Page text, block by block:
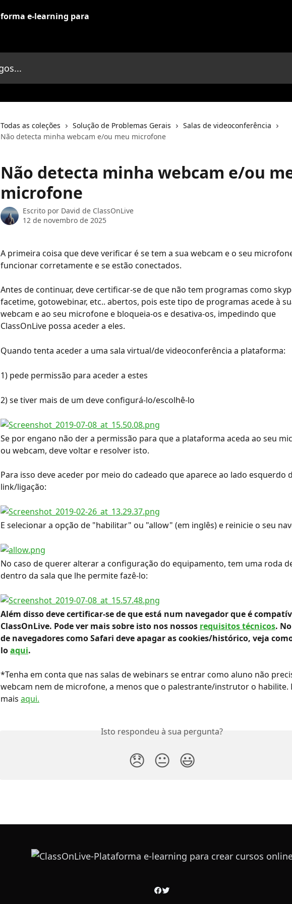
Todas as coleções Solução de Problemas Gerais
Salas de videoconferência
Não detecta minha webcam e/ou meu microfone
Não detecta minha webcam e/ou
microfone
Escrito por David de ClassOnLive
12 de novembro de 2025
A primeira coisa que deve verificar é se tem a sua webcam e o seu
funcionar corretamente e se estão conectados.
Antes de continuar, deve certificar-se de que não tem programas como
facetime, gotowebinar, etc.. abertos, pois este tipo de programas acede à
webcam e ao seu microfone e bloqueia-os e desativa-os, impedindo que
ClassOnLive possa aceder a eles.
Quando tenta aceder a uma sala virtual/de videoconferência a plataforma:
1) pede permissão para aceder a estes
2) se tiver mais de um deve configurá-lo/escolhê-lo
Se por engano não der a permissão para que a plataforma aceda ao seu
ou webcam, deve voltar e resolver isto.
Para isso deve aceder por meio do cadeado que aparece ao lado esquerdo
link/ligação:
E selecionar a opção de "habilitar" ou "allow" (em inglês) e reinicie o seu
No caso de querer alterar a configuração do equipamento, tem uma roda
dentro da sala que lhe permite fazê-lo:
Além disso deve certificar-se de que está num navegador que é
ClassOnLive. Pode ver mais sobre isto nos nossos requisitos técnicos.
de navegadores como Safari deve apagar as cookies/histórico, veja
lo aqui.
*Tenha em conta que nas salas de webinars se entrar como aluno não
webcam nem de microfone, a menos que o palestrante/instrutor o habilite.
mais aqui.
Isto respondeu à sua pergunta?
😞 😐 😃